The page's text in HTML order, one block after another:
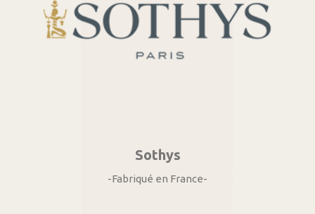
Sothys
-Fabriqué en France-